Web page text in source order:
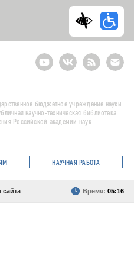
YoutubeВКонтактеRSS
E-
mail
подписка
бюджетное учреждение науки
научно-техническая библиотека
Российской академии наук
НАУЧНАЯ РАБОТА
сайта Время: 05:16